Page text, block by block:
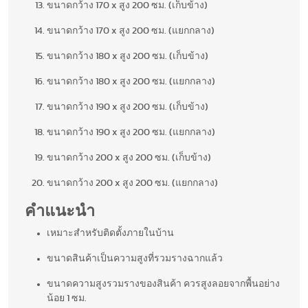
ขนาดกว้าง 170 x สูง 200 ซม. (เก็บข้าง)
ขนาดกว้าง 170 x สูง 200 ซม. (แยกกลาง)
ขนาดกว้าง 180 x สูง 200 ซม. (เก็บข้าง)
ขนาดกว้าง 180 x สูง 200 ซม. (แยกกลาง)
ขนาดกว้าง 190 x สูง 200 ซม. (เก็บข้าง)
ขนาดกว้าง 190 x สูง 200 ซม. (แยกกลาง)
ขนาดกว้าง 200 x สูง 200 ซม. (เก็บข้าง)
ขนาดกว้าง 200 x สูง 200 ซม. (แยกกลาง)
คำแนะนำ
เหมาะสำหรับติดตั้งภายในบ้าน
ขนาดสินค้าเป็นความสูงที่รวมรางฉากแล้ว
ขนาดความสูงรวมรางของสินค้า ควรสูงลอยจากพื้นอย่าง
น้อย 1 ซม.